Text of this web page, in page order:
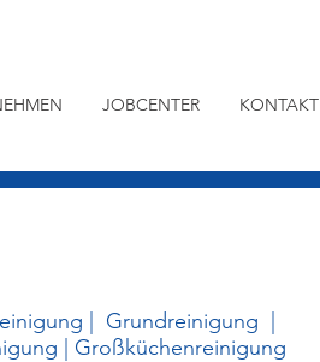
JOBCENTER KONTAKT
Grundreinigung
| Großküchenreinigung